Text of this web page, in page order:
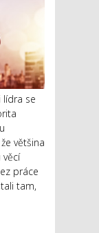
lídra se
většina
věcí
práce
tam,